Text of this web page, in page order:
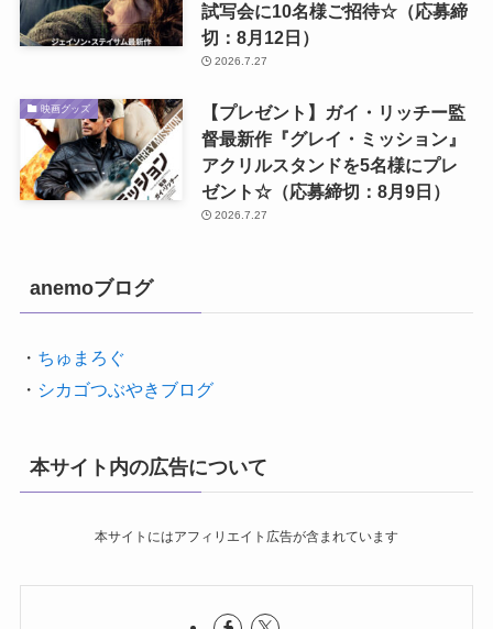
試写会に10名様ご招待☆（応募締
切：8月12日）
2026.7.27
映画グッズ
【プレゼント】ガイ・リッチー監
督最新作『グレイ・ミッション』
アクリルスタンドを5名様にプレ
ゼント☆（応募締切：8月9日）
2026.7.27
anemoブログ
・ ちゅまろぐ
・ シカゴつぶやきブログ
本サイト内の広告について
本サイトにはアフィリエイト広告が含まれています